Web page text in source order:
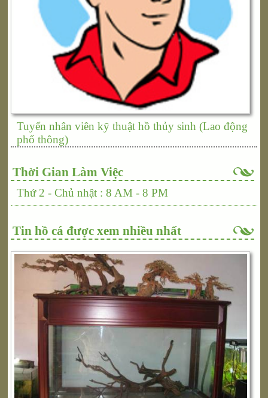
Tuyển nhân viên kỹ thuật hồ thủy sinh (Lao động
phổ thông)
Thời Gian Làm Việc
Thứ 2 - Chủ nhật : 8 AM - 8 PM
Tin hồ cá được xem nhiều nhất